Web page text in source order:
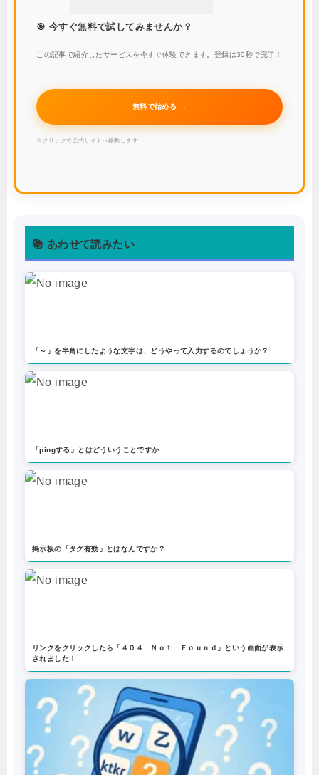
🎯 今すぐ無料で試してみませんか？
この記事で紹介したサービスを今すぐ体験できます。登録は30秒で完了！
無料で始める →
※クリックで公式サイトへ移動します
📚 あわせて読みたい
「～」を半角にしたような文字は、どうやって入力するのでしょうか？
「pingする」とはどういうことですか
掲示板の「タグ有効」とはなんですか？
リンクをクリックしたら「４０４ Ｎｏｔ Ｆｏｕｎｄ」という画面が表示
されました！